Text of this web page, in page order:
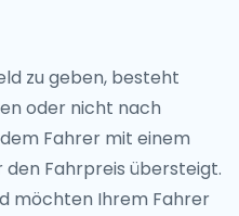
zu geben, besteht
oder nicht nach
Fahrer mit einem
den Fahrpreis übersteigt.
möchten Ihrem Fahrer